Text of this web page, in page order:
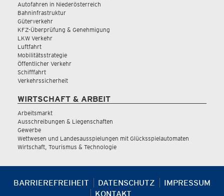
Autofahren in Niederösterreich
Bahninfrastruktur
Güterverkehr
KFZ-Überprüfung & Genehmigung
LKW Verkehr
Luftfahrt
Mobilitätsstrategie
Öffentlicher Verkehr
Schifffahrt
Verkehrssicherheit
WIRTSCHAFT & ARBEIT
Arbeitsmarkt
Ausschreibungen & Liegenschaften
Gewerbe
Wettwesen und Landesausspielungen mit Glücksspielautomaten
Wirtschaft, Tourismus & Technologie
BARRIEREFREIHEIT DATENSCHUTZ
IMPRESSUM
KONTAKT